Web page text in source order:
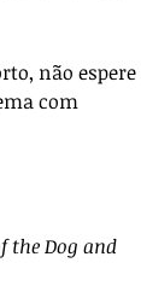
não espere
com
the Dog and